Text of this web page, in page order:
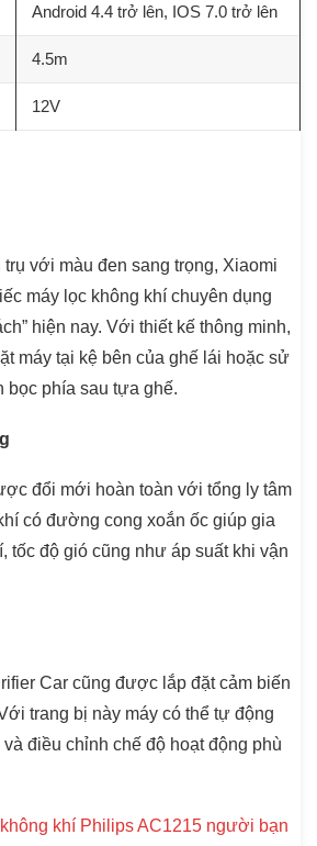
Android 4.4 trở lên, IOS 7.0 trở lên
4.5m
12V
với màu đen sang trọng, Xiaomi
máy lọc không khí chuyên dụng
hiện nay. Với thiết kế thông minh,
máy tại kệ bên của ghế lái hoặc sử
bọc phía sau tựa ghế.
đổi mới hoàn toàn với tổng ly tâm
có đường cong xoắn ốc giúp gia
tốc độ gió cũng như áp suất khi vận
Car cũng được lắp đặt cảm biến
trang bị này máy có thể tự động
điều chỉnh chế độ hoạt động phù
khí Philips AC1215 người bạn